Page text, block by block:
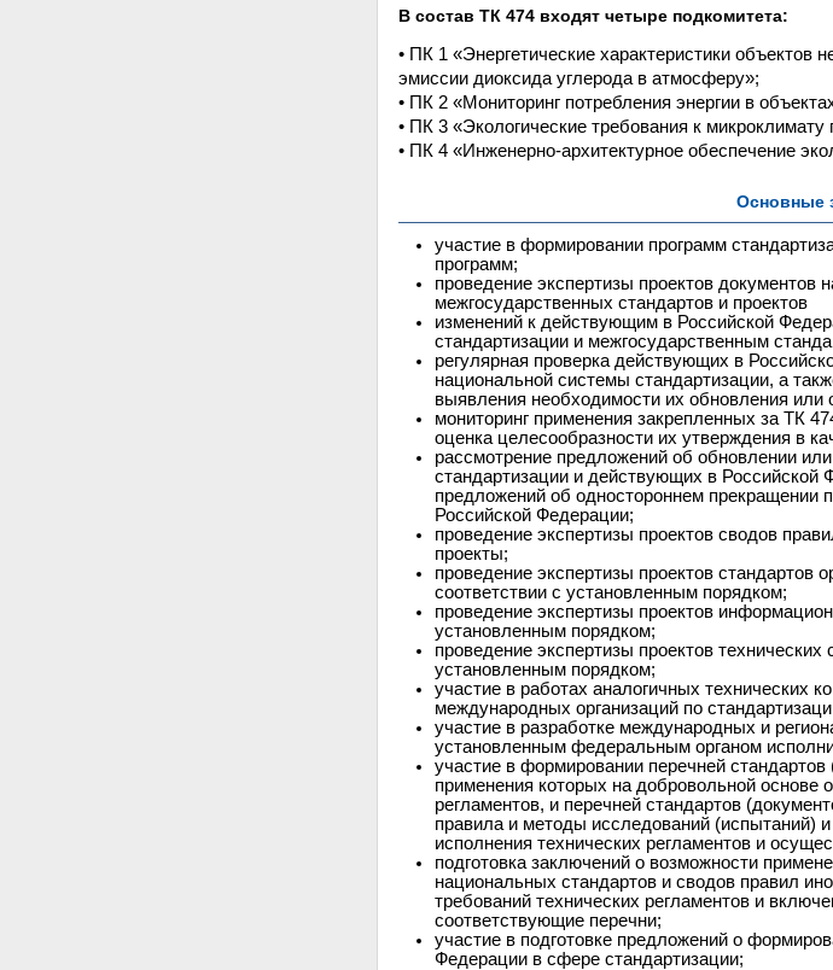
В состав ТК 474 входят четыре подкомитета:
• ПК 1 «Энергетические характеристики объектов
эмиссии диоксида углерода в атмосферу»;
• ПК 2 «Мониторинг потребления энергии в
• ПК 3 «Экологические требования к
• ПК 4 «Инженерно-архитектурное обеспечение
Основные
участие в формировании программ
программ;
проведение экспертизы проектов документов
межгосударственных стандартов и проектов
изменений к действующим в Российской
стандартизации и межгосударственным
регулярная проверка действующих в
национальной системы стандартизации, а
выявления необходимости их обновления или
мониторинг применения закрепленных за ТК
оценка целесообразности их утверждения в
рассмотрение предложений об обновлении
стандартизации и действующих в Российской
предложений об одностороннем прекращении
Российской Федерации;
проведение экспертизы проектов сводов
проекты;
проведение экспертизы проектов стандартов
соответствии с установленным порядком;
проведение экспертизы проектов
установленным порядком;
проведение экспертизы проектов
установленным порядком;
участие в работах аналогичных технических
международных организаций по
участие в разработке международных и
установленным федеральным органом
участие в формировании перечней
применения которых на добровольной основе
регламентов, и перечней стандартов
правила и методы исследований (испытаний)
исполнения технических регламентов и
подготовка заключений о возможности
национальных стандартов и сводов правил
требований технических регламентов и
соответствующие перечни;
участие в подготовке предложений о
Федерации в сфере стандартизации;